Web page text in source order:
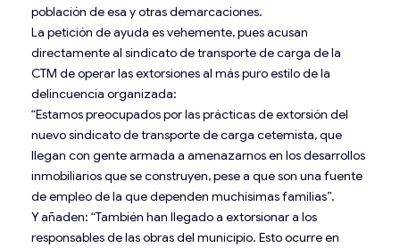
población de esa y otras demarcaciones.
La petición de ayuda es vehemente, pues acusan
directamente al sindicato de transporte de carga de la
CTM de operar las extorsiones al más puro estilo de la
delincuencia organizada:
“Estamos preocupados por las prácticas de extorsión del
nuevo sindicato de transporte de carga cetemista, que
llegan con gente armada a amenazarnos en los desarrollos
inmobiliarios que se construyen, pese a que son una fuente
de empleo de la que dependen muchísimas familias”.
Y añaden: “También han llegado a extorsionar a los
responsables de las obras del municipio. Esto ocurre en